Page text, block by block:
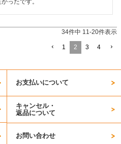
34件中 11 -20件表示
1 2 3 4
お支払いについて
キャンセル・
返品について
お問い合わせ